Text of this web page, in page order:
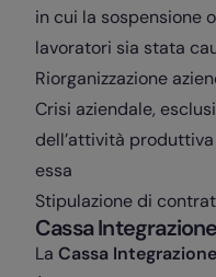
in cui la sospensione
lavoratori sia stata
Riorganizzazione
Crisi aziendale,
dell’attività
essa
Stipulazione di
Cassa
La Cassa